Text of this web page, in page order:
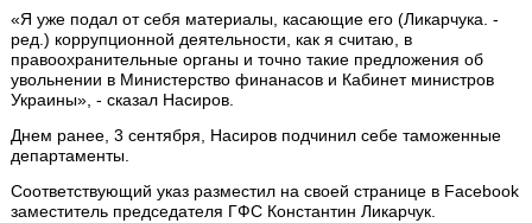
«Я уже подал от себя материалы, касающие его (Ликарчука. -
ред.) коррупционной деятельности, как я считаю, в
правоохранительные органы и точно такие предложения об
увольнении в Министерство финанасов и Кабинет министров
Украины», - сказал Насиров.
Днем ранее, 3 сентября, Насиров подчинил себе таможенные
департаменты.
Соответствующий указ разместил на своей странице в Facebook
заместитель председателя ГФС Константин Ликарчук.